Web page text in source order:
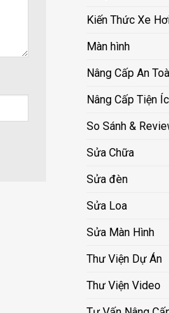
Kiến Thức Xe
Màn hình
Nâng Cấp An
Nâng Cấp Tiện
So Sánh &
Sửa Chữa
Sửa đèn
Sửa Loa
Sửa Màn Hình
Thư Viện Dự Án
Thư Viện Video